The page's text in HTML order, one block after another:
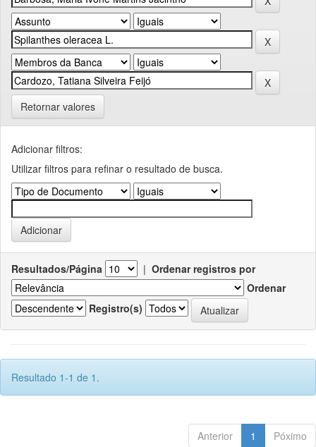
Retornar valores
Adicionar filtros:
Utilizar filtros para refinar o resultado de busca.
Resultados/Página | Ordenar registros por
Ordenar
Registro(s)
Resultado 1-1 de 1.
Anterior 1 Póximo